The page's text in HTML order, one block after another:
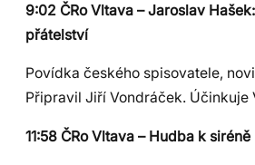
9:02 ČRo Vltava – Jaroslav
přátelství
Povídka českého spisovatele,
Připravil Jiří Vondráček. Účinkuje
11:58 ČRo Vltava – Hudba k siréně